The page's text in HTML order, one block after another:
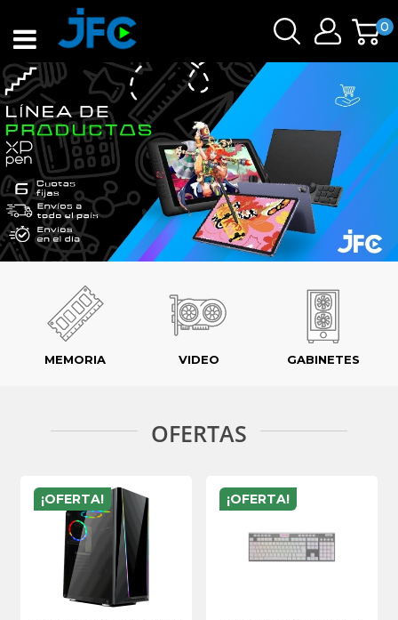
0
MEMORIA VIDEO GABINETES
OFERTAS
¡OFERTA! ¡OFERTA!